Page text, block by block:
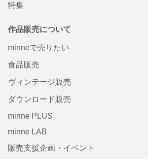
特集
作品販売について
minneで売りたい
食品販売
ヴィンテージ販売
ダウンロード販売
minne PLUS
minne LAB
販売支援企画・イベント